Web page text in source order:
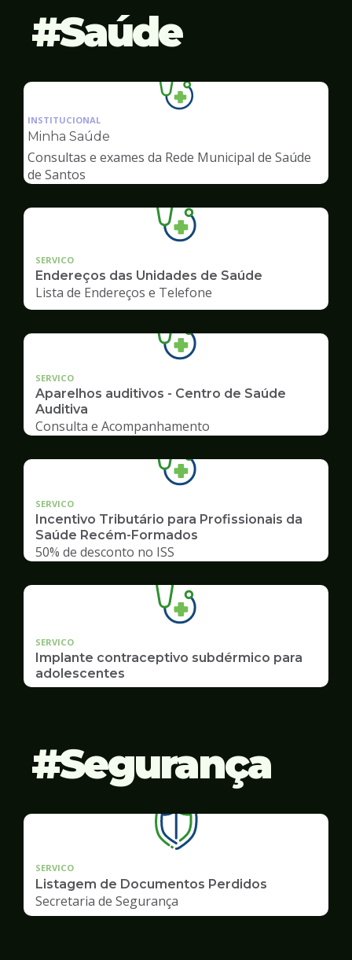
Saúde
Ilustração
da
de
Saúde
INSTITUCIONAL
Minha Saúde
Consultas e exames da Rede Municipal de Saúde
de Santos
SERVICO
Endereços das Unidades de Saúde
Lista de Endereços e Telefone
SERVICO
Aparelhos auditivos - Centro de Saúde
Auditiva
Consulta e Acompanhamento
SERVICO
Incentivo Tributário para Profissionais da
Saúde Recém-Formados
50% de desconto no ISS
SERVICO
Implante contraceptivo subdérmico para
adolescentes
Segurança
SERVICO
Listagem de Documentos Perdidos
Secretaria de Segurança